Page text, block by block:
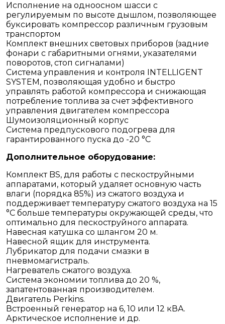
Исполнение на одноосном шасси с
регулируемым по высоте дышлом, позволяющее
буксировать компрессор различным грузовым
транспортом
Комплект внешних световых приборов (задние
фонари с габаритными огнями, указателями
поворотов, стоп сигналами)
Система управления и контроля INTELLIGENT
SYSTEM, позволяющая удобно и быстро
управлять работой компрессора и снижающая
потребление топлива за счет эффективного
управления двигателем компрессора
Шумоизоляционный корпус
Система предпускового подогрева для
гарантированного пуска до -20 °C
Дополнительное оборудование:
Комплект BS, для работы с пескоструйными
аппаратами, который удаляет основную часть
влаги (порядка 85%) из сжатого воздуха и
поддерживает температуру сжатого воздуха на 15
°С больше температуры окружающей среды, что
оптимально для пескоструйного аппарата.
Навесная катушка со шлангом 20 м.
Навесной ящик для инструмента.
Лубрикатор для подачи смазки в
пневмомагистраль.
Нагреватель сжатого воздуха.
Система экономии топлива до 20 %,
запатентованная производителем.
Двигатель Perkins.
Встроенный генератор на 6, 10 или 12 кВА.
Арктическое исполнение и др.